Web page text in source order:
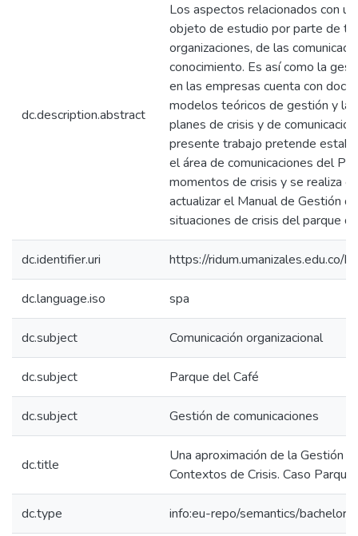
dc.description.abstract
Los aspectos relacionados con
objeto de estudio por parte de
organizaciones, de las
conocimiento. Es así como la
en las empresas cuenta con
modelos teóricos de gestión y la
planes de crisis y de
presente trabajo pretende
el área de comunicaciones del
momentos de crisis y se realiza
actualizar el Manual de Gestión
situaciones de crisis del parque
dc.identifier.uri https://
dc.language.iso spa
dc.subject Comunicación organizacional
dc.subject Parque del Café
dc.subject Gestión de comunicaciones
dc.title
Una aproximación de la Gestión
Contextos de Crisis. Caso
dc.type info:eu-repo/semantics/